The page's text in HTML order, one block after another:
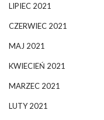
LIPIEC 2021
CZERWIEC 2021
MAJ 2021
KWIECIEŃ 2021
MARZEC 2021
LUTY 2021